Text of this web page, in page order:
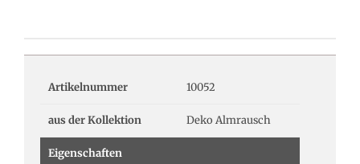
Artikelnummer 10052
aus der Kollektion Deko Almrausch
Eigenschaften